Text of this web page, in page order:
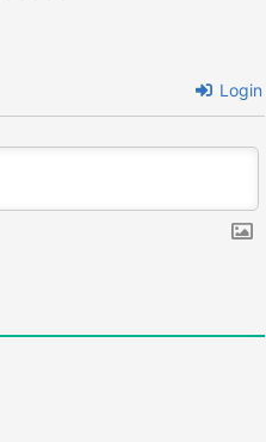
Login